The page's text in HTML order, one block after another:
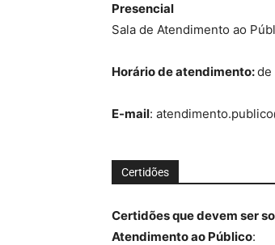
Presencial
Sala de Atendimento ao
Horário de atendimento:de
E-mail:
Certidões
Certidões que devem ser
Atendimento ao Público: